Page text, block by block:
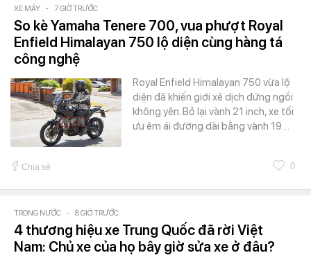
XE MÁY - 7 GIỜ TRƯỚC
So kè Yamaha Tenere 700, vua phượt Royal
Enfield Himalayan 750 lộ diện cùng hàng tá
công nghệ
Royal Enfield Himalayan 750 vừa lộ
diện đã khiến giới xê dịch đứng ngồi
không yên. Bỏ lại vành 21 inch, xe tối
ưu êm ái đường dài bằng vành 19…
Chia sẻ 0
TRONG NƯỚC - 8 GIỜ TRƯỚC
4 thương hiệu xe Trung Quốc đã rời Việt
Nam: Chủ xe của họ bây giờ sửa xe ở đâu?